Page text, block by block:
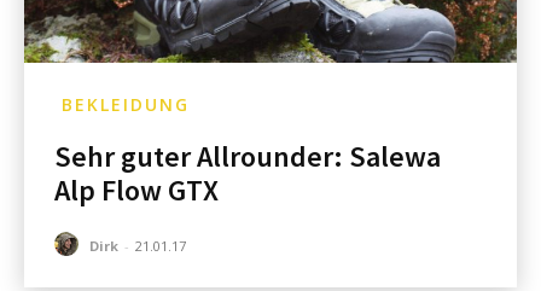
BEKLEIDUNG
Sehr guter Allrounder: Salewa
Alp Flow GTX
Dirk - 21.01.17